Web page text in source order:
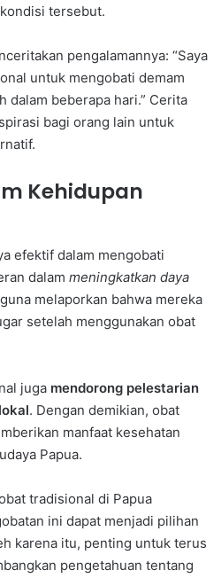
tersebut.
pengalamannya: “Saya
untuk mengobati demam
dalam beberapa hari.” Cerita
bagi orang lain untuk
Kehidupan
efektif dalam mengobati
dalam meningkatkan daya
melaporkan bahwa mereka
setelah menggunakan obat
juga mendorong pelestarian
. Dengan demikian, obat
manfaat kesehatan
Papua.
tradisional di Papua
ini dapat menjadi pilihan
karena itu, penting untuk terus
pengetahuan tentang